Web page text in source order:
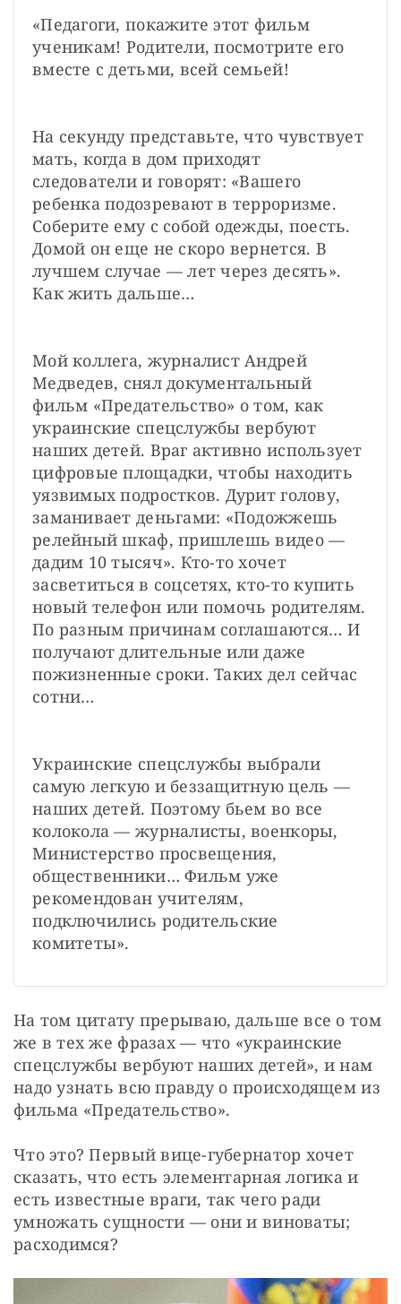
«Педагоги, покажите этот фильм
ученикам! Родители, посмотрите его
вместе с детьми, всей семьей!
На секунду представьте, что чувствует
мать, когда в дом приходят
следователи и говорят: «Вашего
ребенка подозревают в терроризме.
Соберите ему с собой одежды, поесть.
Домой он еще не скоро вернется. В
лучшем случае — лет через десять».
Как жить дальше…
Мой коллега, журналист Андрей
Медведев, снял документальный
фильм «Предательство» о том, как
украинские спецслужбы вербуют
наших детей. Враг активно использует
цифровые площадки, чтобы находить
уязвимых подростков. Дурит голову,
заманивает деньгами: «Подожжешь
релейный шкаф, пришлешь видео —
дадим 10 тысяч». Кто-то хочет
засветиться в соцсетях, кто-то купить
новый телефон или помочь родителям.
По разным причинам соглашаются… И
получают длительные или даже
пожизненные сроки. Таких дел сейчас
сотни…
Украинские спецслужбы выбрали
самую легкую и беззащитную цель —
наших детей. Поэтому бьем во все
колокола — журналисты, военкоры,
Министерство просвещения,
общественники… Фильм уже
рекомендован учителям,
подключились родительские
комитеты».
На том цитату прерываю, дальше все о том
же в тех же фразах — что «украинские
спецслужбы вербуют наших детей», и нам
надо узнать всю правду о происходящем из
фильма «Предательство».
Что это? Первый вице-губернатор хочет
сказать, что есть элементарная логика и
есть известные враги, так чего ради
умножать сущности — они и виноваты;
расходимся?